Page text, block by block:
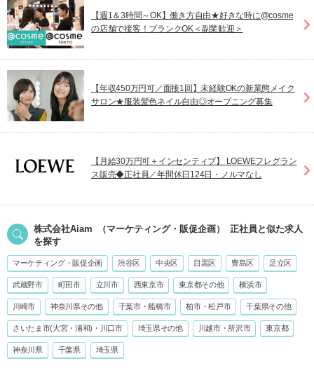
【週1＆3時間～OK】働き方自由★好きな時に@cosme
の店舗で接客！ブランクOK＜副業歓迎＞
【年収450万円可／面接1回】未経験OKの新業態メイク
サロン★服装髪色ネイル自由◎オープニング募集
【月給30万円可＋インセンティブ】 LOEWEフレグラン
ス販売◆正社員／年間休日124日・ノルマなし
株式会社Aiam （マーケティング・販促企画） 正社員 と似た求人
を探す
マーケティング・販促企画 渋谷区 中央区 目黒区 豊島区 足立区
武蔵野市 町田市 立川市 西東京市 東京都その他 横浜市
川崎市 神奈川県その他 千葉市・船橋市 柏市・松戸市 千葉県その他
さいたま市(大宮・浦和)・川口市 埼玉県その他 川越市・所沢市 東京都
神奈川県 千葉県 埼玉県